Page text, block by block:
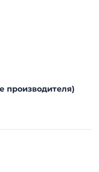
производителя)